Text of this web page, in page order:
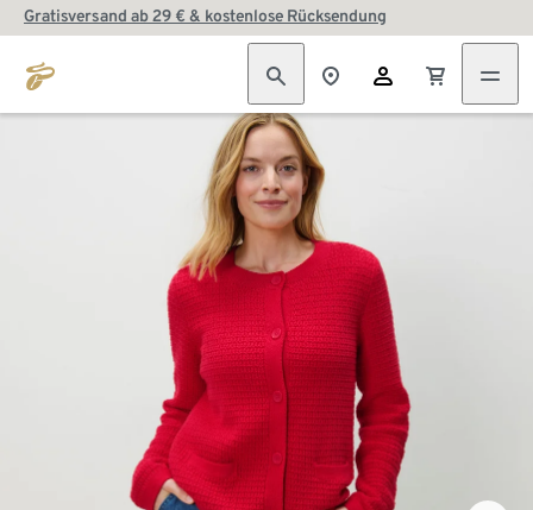
Gratisversand ab 29 € & kostenlose Rücksendung